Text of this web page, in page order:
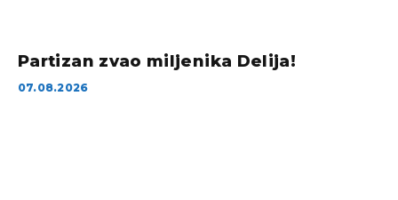
Partizan zvao miljenika Delija!
07.08.2026